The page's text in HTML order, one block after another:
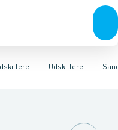
Tanke,
Udskillere
Mini renseanlæg
til udskillereSandfang